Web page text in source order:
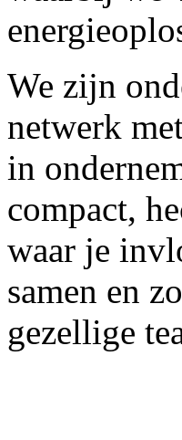
We zijn
netwerk
in
compact,
waar je
samen en
gezellige